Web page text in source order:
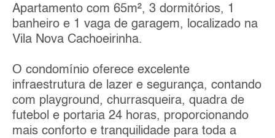
Apartamento com 65m², 3 dormitórios, 1
banheiro e 1 vaga de garagem, localizado na
Vila Nova Cachoeirinha.
O condomínio oferece excelente
infraestrutura de lazer e segurança, contando
com playground, churrasqueira, quadra de
futebol e portaria 24 horas, proporcionando
mais conforto e tranquilidade para toda a